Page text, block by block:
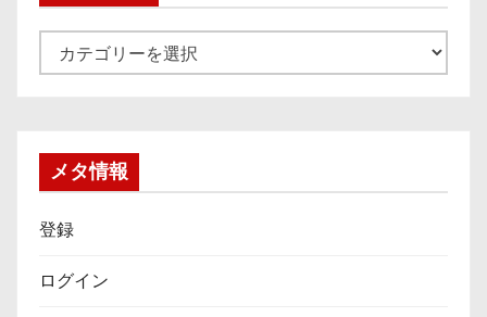
テ
メタ情報
登録
ログイン